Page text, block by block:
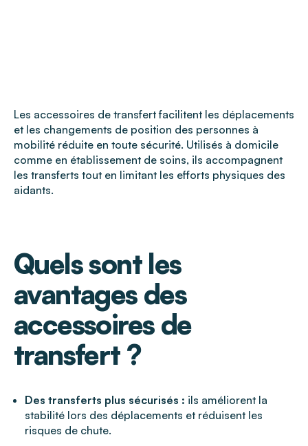
Les accessoires de transfert facilitent les déplacements
et les changements de position des personnes à
mobilité réduite en toute sécurité. Utilisés à domicile
comme en établissement de soins, ils accompagnent
les transferts tout en limitant les efforts physiques des
aidants.
Quels sont les
avantages des
accessoires de
transfert ?
Des transferts plus sécurisés : ils améliorent la
stabilité lors des déplacements et réduisent les
risques de chute.